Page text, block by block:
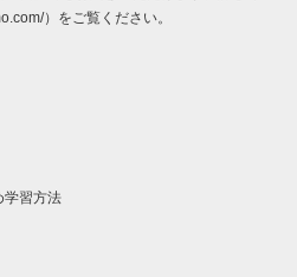
）をご覧ください。
学習方法